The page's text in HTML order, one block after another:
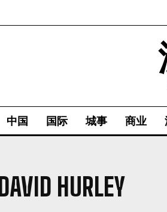
中国 国际 城事 商业
DAVID HURLEY